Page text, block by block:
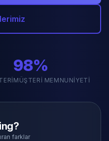
98%
MÜŞTERI MEMNUNIYETI
farklar